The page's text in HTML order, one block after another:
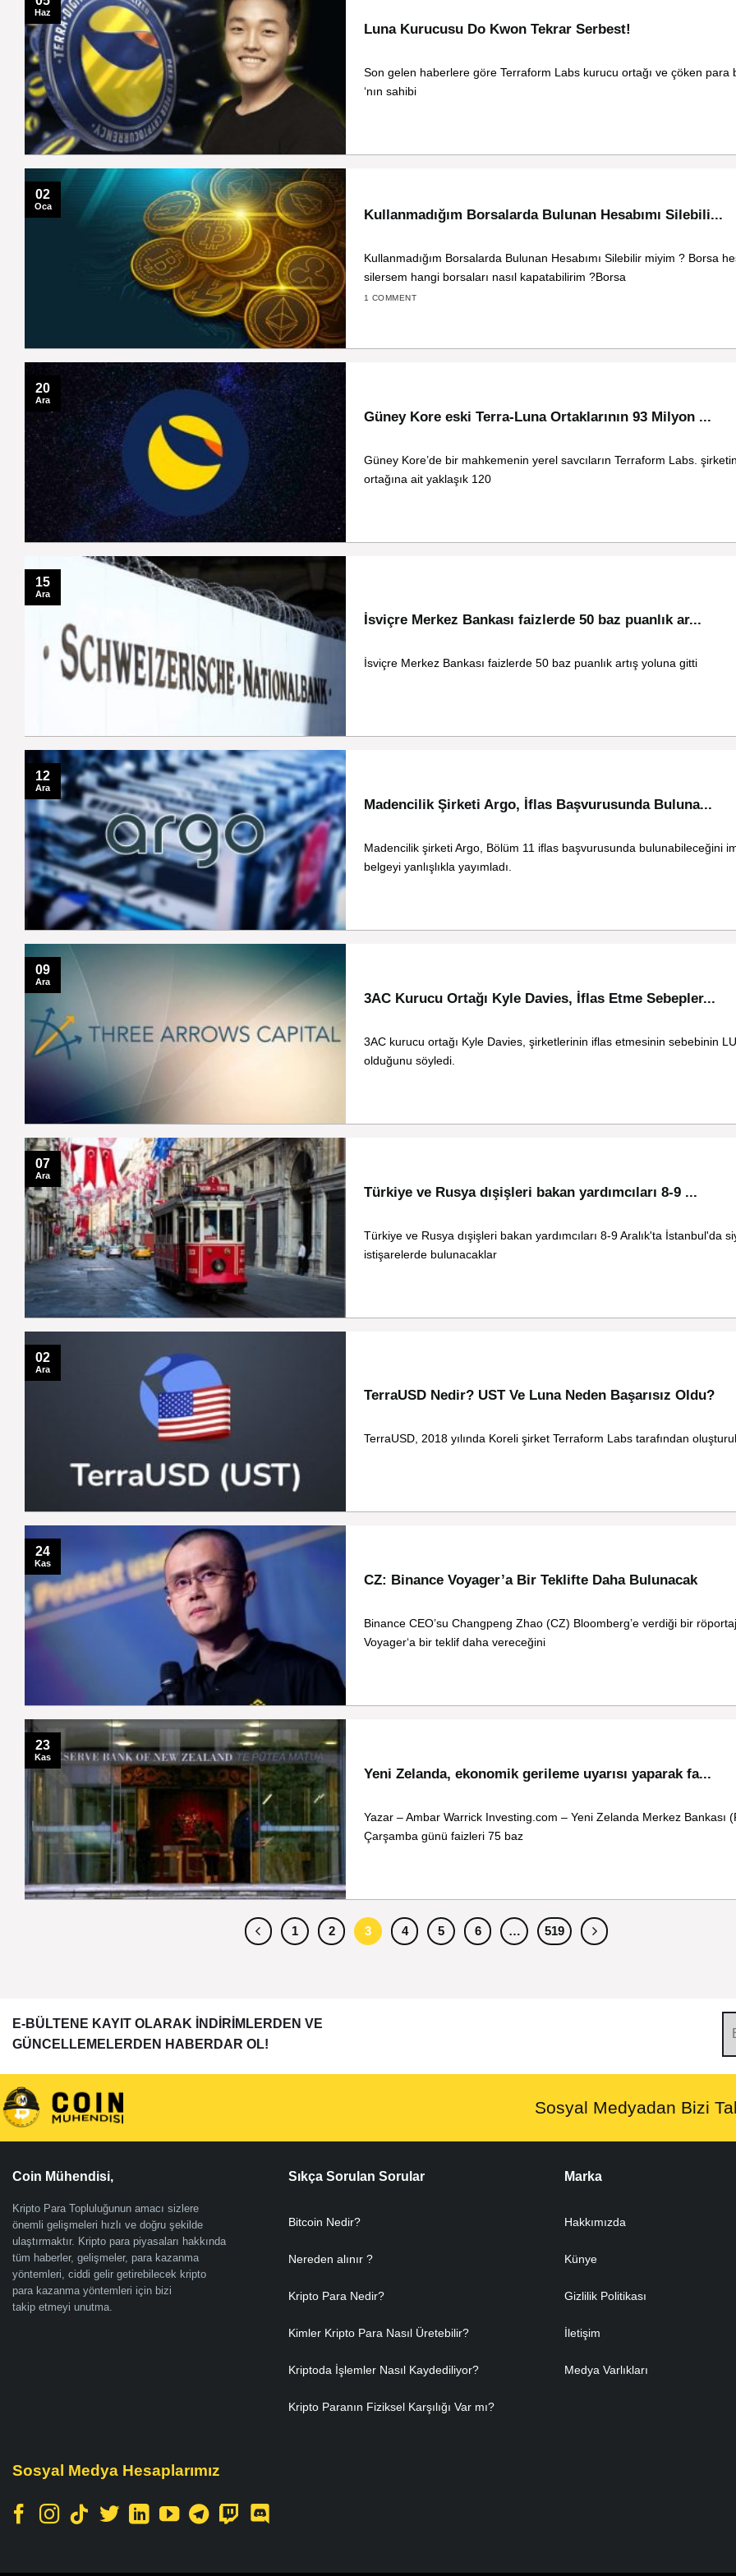
Luna Kurucusu Do Kwon Tekrar Serbest!
Son gelen haberlere göre Terraform Labs kurucu ortağı ve çöken para
‘nın sahibi
Haz
Kullanmadığım Borsalarda Bulunan Hesabımı Silebili...
Kullanmadığım Borsalarda Bulunan Hesabımı Silebilir miyim ? Borsa
silersem hangi borsaları nasıl kapatabilirim ?Borsa
1 COMMENT
02
Oca
Güney Kore eski Terra-Luna Ortaklarının 93 Milyon ...
Güney Kore’de bir mahkemenin yerel savcıların Terraform Labs.
ortağına ait yaklaşık 120
20
Ara
İsviçre Merkez Bankası faizlerde 50 baz puanlık ar...
İsviçre Merkez Bankası faizlerde 50 baz puanlık artış yoluna gitti
15
Ara
Madencilik Şirketi Argo, İflas Başvurusunda Buluna...
Madencilik şirketi Argo, Bölüm 11 iflas başvurusunda bulunabileceğini
belgeyi yanlışlıkla yayımladı.
12
Ara
3AC Kurucu Ortağı Kyle Davies, İflas Etme Sebepler...
3AC kurucu ortağı Kyle Davies, şirketlerinin iflas etmesinin sebebinin
olduğunu söyledi.
09
Ara
Türkiye ve Rusya dışişleri bakan yardımcıları 8-9 ...
Türkiye ve Rusya dışişleri bakan yardımcıları 8-9 Aralık'ta İstanbul'da
istişarelerde bulunacaklar
07
Ara
TerraUSD Nedir? UST Ve Luna Neden Başarısız Oldu?
TerraUSD, 2018 yılında Koreli şirket Terraform Labs tarafından
02
Ara
CZ: Binance Voyager’a Bir Teklifte Daha Bulunacak
Binance CEO’su Changpeng Zhao (CZ) Bloomberg’e verdiği bir
Voyager‘a bir teklif daha vereceğini
24
Kas
Yeni Zelanda, ekonomik gerileme uyarısı yaparak fa...
Yazar – Ambar Warrick Investing.com – Yeni Zelanda Merkez Bankası
Çarşamba günü faizleri 75 baz
23
Kas
1 2 3 4 5 6 … 519
E-BÜLTENE KAYIT OLARAK İNDİRİMLERDEN VE
GÜNCELLEMELERDEN HABERDAR OL!
Sosyal Medyadan Bizi
Coin Mühendisi,
Kripto Para Topluluğunun amacı sizlere
önemli gelişmeleri hızlı ve doğru şekilde
ulaştırmaktır. Kripto para piyasaları hakkında
tüm haberler, gelişmeler, para kazanma
yöntemleri, ciddi gelir getirebilecek kripto
para kazanma yöntemleri için bizi
takip etmeyi unutma.
Sıkça Sorulan Sorular
Bitcoin Nedir?
Nereden alınır ?
Kripto Para Nedir?
Kimler Kripto Para Nasıl Üretebilir?
Kriptoda İşlemler Nasıl Kaydediliyor?
Kripto Paranın Fiziksel Karşılığı Var mı?
Marka
Hakkımızda
Künye
Gizlilik Politikası
İletişim
Medya Varlıkları
Sosyal Medya Hesaplarımız